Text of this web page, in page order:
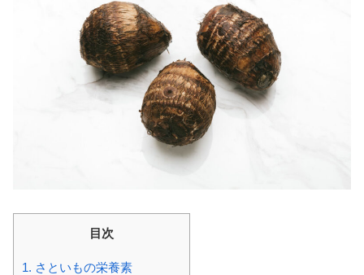
目次
1. さといもの栄養素